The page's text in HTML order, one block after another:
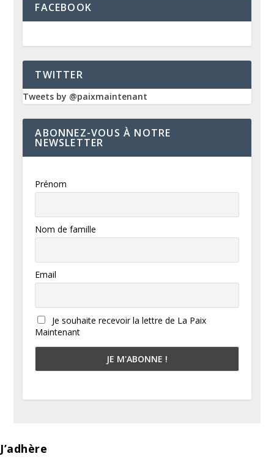
FACEBOOK
TWITTER
Tweets by @paixmaintenant
ABONNEZ-VOUS À NOTRE
NEWSLETTER
Prénom
Nom de famille
Email
Je souhaite recevoir la lettre de La Paix
Maintenant
J’adhère